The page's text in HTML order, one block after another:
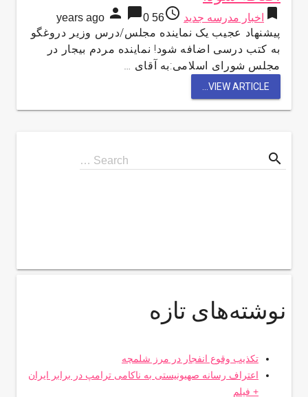
bookmark اخبار مدرسه جدید access_time
56 years ago
person chat_bubble0
پیشنهاد عجیب یک نماینده مجلس/درس وزیر دروغگو
به کتب درسی اضافه شود! نماینده مردم بیجار در
مجلس شورای اسلامی:به آقای …
VIEW ARTICLE...
Search
for
Search … search
نوشته‌های تازه
تکذیب وقوع انفجار در مرز شلمچه
اعتراف رسانه صهیونیستی به ناکامی ترامپ در برابر ایران
+ فیلم